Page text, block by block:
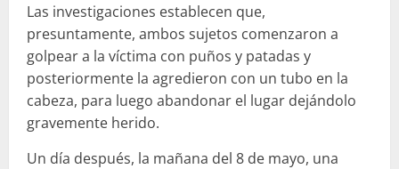
Las investigaciones establecen que,
presuntamente, ambos sujetos comenzaron a
golpear a la víctima con puños y patadas y
posteriormente la agredieron con un tubo en la
cabeza, para luego abandonar el lugar dejándolo
gravemente herido.
Un día después, la mañana del 8 de mayo, una